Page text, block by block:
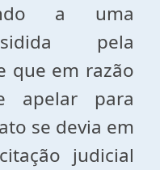
a uma
pela
que em razão
apelar para
se devia em
judicial